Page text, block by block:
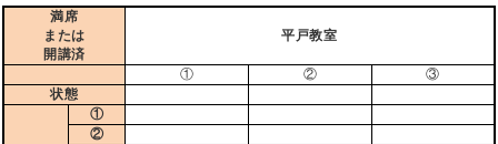
満席
または
開講済
平戸教室
① ②
③
状態
①
②